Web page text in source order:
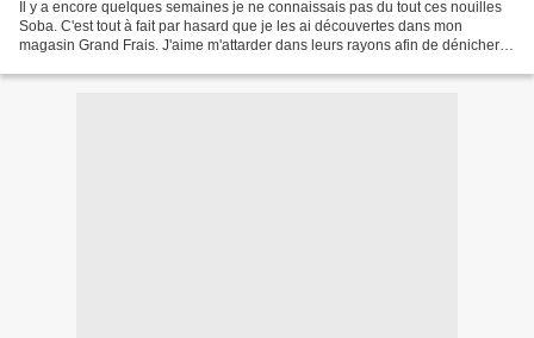
Il y a encore quelques semaines je ne connaissais pas du tout ces nouilles
Soba. C'est tout à fait par hasard que je les ai découvertes dans mon
magasin Grand Frais. J'aime m'attarder dans leurs rayons afin de dénicher